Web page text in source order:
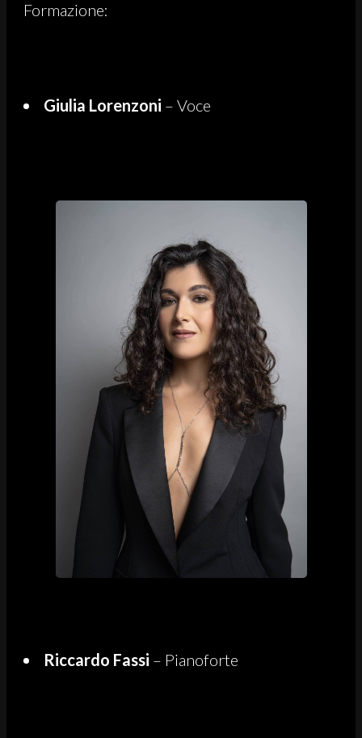
Formazione:
Giulia Lorenzoni – Voce
Riccardo Fassi – Pianoforte